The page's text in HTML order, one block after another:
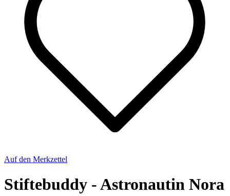
Auf den Merkzettel
Stiftebuddy - Astronautin Nora